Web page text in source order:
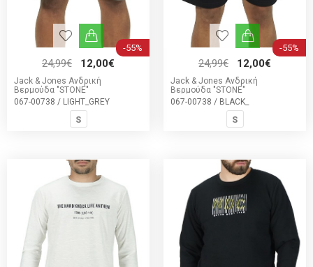
-55%
24,99€ 12,00€
Jack & Jones Ανδρική
Βερμούδα "STONE"
067-00738 / LIGHT_GREY
S
-55%
24,99€ 12,00€
Jack & Jones Ανδρική
Βερμούδα "STONE"
067-00738 / BLACK_
S